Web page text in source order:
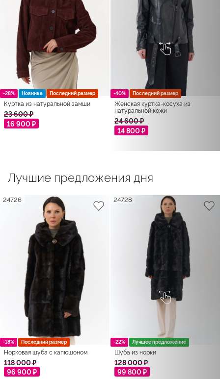
-28% Новинка Последний размер
Куртка из натуральной замши
23 600 ₽
16 900 ₽
-40% Последний размер
Женская куртка-косуха из
натуральной кожи
24 600 ₽
14 800 ₽
Лучшие предложения дня
-18% Последний размер
24726
Норковая шуба с капюшоном
118 000 ₽
96 900 ₽
-22% Лучшее предложение
24728
Шуба из норки
128 000 ₽
99 800 ₽